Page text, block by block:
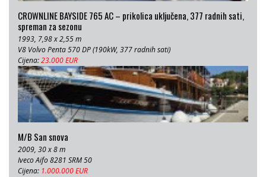
CROWNLINE BAYSIDE 765 AC – prikolica uključena, 377 radnih sati,
spreman za sezonu
1993, 7,98 x 2,55 m
V8 Volvo Penta 570 DP (190kW, 377 radnih sati)
Cijena:23.000 EUR
M/B San snova
2009, 30 x 8 m
Iveco Aifo 8281 SRM 50
Cijena: 1.000.000 EUR